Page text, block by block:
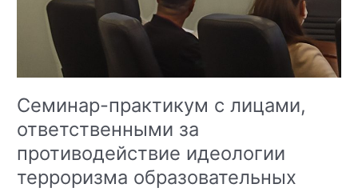
Семинар-практикум с лицами,
ответственными за
противодействие идеологии
терроризма образовательных